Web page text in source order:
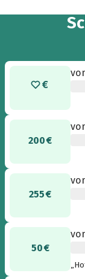
200 €
255 €
50 €